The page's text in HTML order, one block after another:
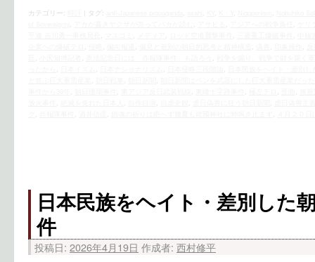
カテゴリー: タグ: , , , , ,
, , , ,
, , , , ,
, , , , , ,
, , ,
, , , ,
, , ,
, , , , , ,
, , , , ,
, , , ,
日本民族をヘイト・差別した
件
投稿日: 2026年4月19日 作成者: 西村修平